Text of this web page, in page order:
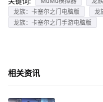
龙族：卡塞尔之门电脑版
龙
龙族：卡塞尔之门手游电脑版
相关资讯